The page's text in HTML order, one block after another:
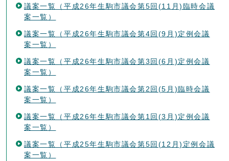
議案一覧（平成26年生駒市議会第5回(11月)臨時会議
案一覧）
議案一覧（平成26年生駒市議会第4回(9月)定例会議
案一覧）
議案一覧（平成26年生駒市議会第3回(6月)定例会議
案一覧）
議案一覧（平成26年生駒市議会第2回(5月)臨時会議
案一覧）
議案一覧（平成26年生駒市議会第1回(3月)定例会議
案一覧）
議案一覧（平成25年生駒市議会第5回(12月)定例会議
案一覧）